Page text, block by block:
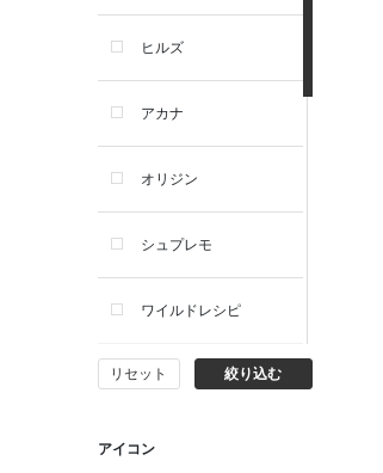
イ・ウェット）
犬ドライフード
犬ウェットフード
犬おやつ
犬サプリ・ミルク・栄養補給
ヒルズ
アカナ
オリジン
シュプレモ
ワイルドレシピ
ナチュラルチョイス
ウェルネス
リセット 絞り込む
アイコン